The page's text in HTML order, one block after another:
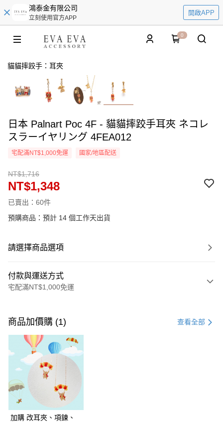
鴻泰金有限公司
立刻使用官方APP
開啟APP
0
貓貓摔跤手：耳夾
日本 Palnart Poc 4F - 貓貓摔跤手耳夾 ネコレ
スラーイヤリング 4FEA012
宅配滿NT$1,000免運 國家/地區配送
NT$1,716
NT$1,348
已賣出：60件
預購商品：預計 14 個工作天出貨
請選擇商品選項
付款與運送方式
宅配滿NT$1,000免運
信用卡一次付款
LINE Pay
Apple Pay
Google Pay
全盈+PAY
商品加價購 (1) 查看全部
加購 改耳夾、項鍊、